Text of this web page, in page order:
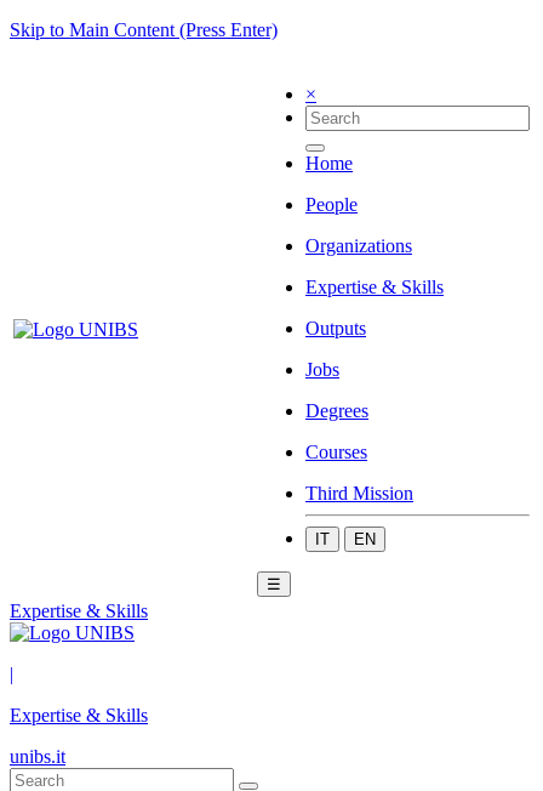
Skip to Main Content (Press Enter)
×
Home
People
Organizations
Expertise & Skills
Outputs
Jobs
Degrees
Courses
Third Mission
IT EN
☰
Expertise & Skills
|
Expertise & Skills
unibs.it